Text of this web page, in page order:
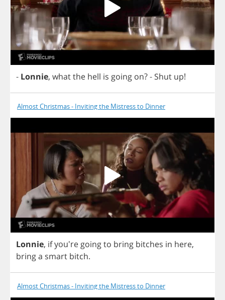
- Lonnie, whatthe hell is going on?- Shut up!
Almost Christmas - Inviting the Mistress to Dinner
Lonnie, ifyou're goingto bring bitches in here,
bringa smart bitch.
Almost Christmas - Inviting the Mistress to Dinner